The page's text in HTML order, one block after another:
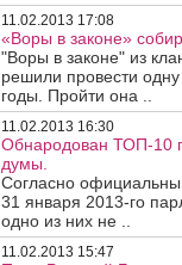
11.02.2013 17:08
«Воры в законе»
"Воры в законе" из
решили провести
годы. Пройти она ..
11.02.2013 16:30
Обнародован ТОП-10
думы.
Согласно
31 января 2013-го
одно из них не ..
11.02.2013 15:47